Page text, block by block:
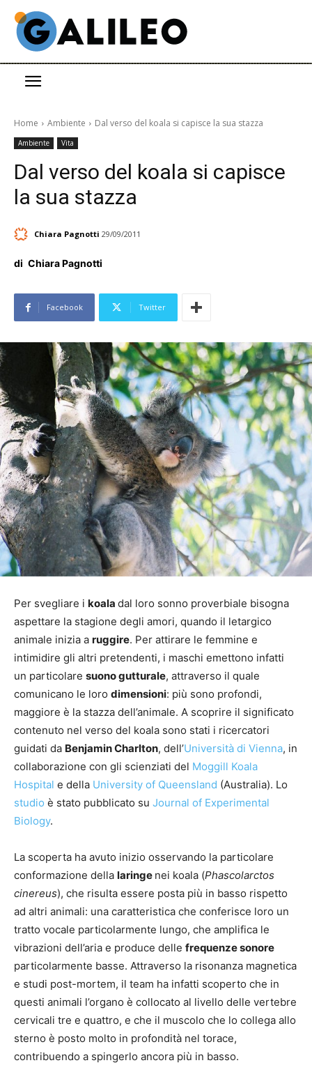
Home Ambiente Dal verso del koala si capisce la sua stazza
Ambiente Vita
Dal verso del koala si capisce
la sua stazza
Chiara Pagnotti 29/09/2011
di Chiara Pagnotti
Facebook Twitter
Per svegliare i koala dal loro sonno proverbiale bisogna
aspettare la stagione degli amori, quando il letargico
animale inizia a ruggire. Per attirare le femmine e
intimidire gli altri pretendenti, i maschi emettono infatti
un particolare suono gutturale, attraverso il quale
comunicano le loro dimensioni: più sono profondi,
maggiore è la stazza dell’animale. A scoprire il significato
contenuto nel verso del koala sono stati i ricercatori
guidati da Benjamin Charlton, dell’Università di Vienna, in
collaborazione con gli scienziati del Moggill Koala
Hospital e della University of Queensland (Australia). Lo
studio è stato pubblicato su Journal of Experimental
Biology.
La scoperta ha avuto inizio osservando la particolare
conformazione della laringe nei koala (Phascolarctos
cinereus), che risulta essere posta più in basso rispetto
ad altri animali: una caratteristica che conferisce loro un
tratto vocale particolarmente lungo, che amplifica le
vibrazioni dell’aria e produce delle frequenze sonore
particolarmente basse. Attraverso la risonanza magnetica
e studi post-mortem, il team ha infatti scoperto che in
questi animali l’organo è collocato al livello delle vertebre
cervicali tre e quattro, e che il muscolo che lo collega allo
sterno è posto molto in profondità nel torace,
contribuendo a spingerlo ancora più in basso.